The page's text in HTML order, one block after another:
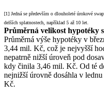
[1] Jedná se především o dlouholeté úrokové
delších splatnostech, například 5 až 10 let.
Průměrná velikost hypotéky
Průměrná výše hypotéky v
3,44 mil. Kč, což je nejvyšší
nepatrně nižší úroveň pod
kdy činila 3,46 mil. Kč. Od té
nejnižší úrovně dosáhla v
Kč.